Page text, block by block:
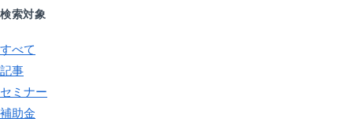
検索対象
すべて
記事
セミナー
補助金